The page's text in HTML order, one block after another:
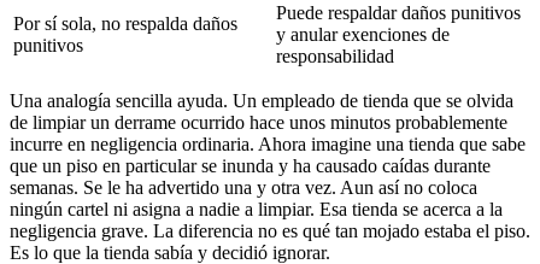
Por sí sola, no respalda daños
punitivos
Puede respaldar daños punitivos
y anular exenciones de
responsabilidad
Una analogía sencilla ayuda. Un empleado de tienda que se olvida
de limpiar un derrame ocurrido hace unos minutos probablemente
incurre en negligencia ordinaria. Ahora imagine una tienda que sabe
que un piso en particular se inunda y ha causado caídas durante
semanas. Se le ha advertido una y otra vez. Aun así no coloca
ningún cartel ni asigna a nadie a limpiar. Esa tienda se acerca a la
negligencia grave. La diferencia no es qué tan mojado estaba el piso.
Es lo que la tienda sabía y decidió ignorar.